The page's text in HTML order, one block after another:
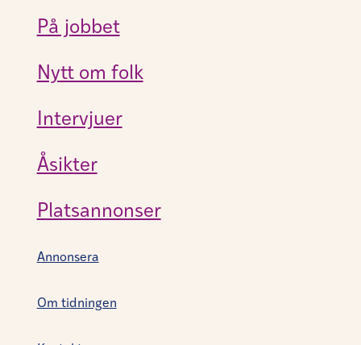
På jobbet
Nytt om folk
Intervjuer
Åsikter
Platsannonser
Annonsera
Om tidningen